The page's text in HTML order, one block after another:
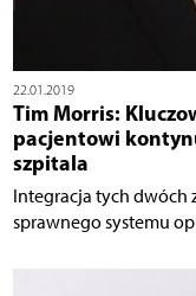
22.01.2019
Tim Morris:
pacjentowi
szpitala
Integracja tych dwóch
sprawnego systemu